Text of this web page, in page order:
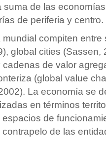
suma de las
de periferia y centro.
compiten entre
global cities (Sassen,
de valor
(global value
La economía se
en términos
de
de las